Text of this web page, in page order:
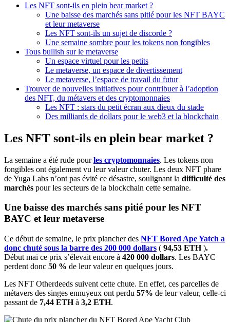
Les NFT sont-ils en plein bear market ?
Une baisse des marchés sans pitié pour les NFT BAYC
et leur metaverse
Les NFT sont-ils un sujet de discorde ?
Une semaine sombre pour les tokens non fongibles
Tous bullish sur le metaverse
Un espace virtuel pour les petits
Le metaverse, un espace de divertissement
Le metaverse, l’espace de travail du futur
Trouver de nouvelles initiatives pour contribuer à l’adoption
des NFT, du métavers et des cryptomonnaies
Les NFT : stars du petit écran aux dieux du stade
Des milliards de dollars pour le web3 et la blockchain
Les NFT sont-ils en plein bear market ?
La semaine a été rude pour les cryptomonnaies. Les tokens non
fongibles ont également vu leur valeur chuter. Les deux NFT phare
de Yuga Labs n’ont pas évité ce désastre, soulignant la difficulté des
marchés pour les secteurs de la blockchain cette semaine.
Une baisse des marchés sans pitié pour les NFT
BAYC et leur metaverse
Ce début de semaine, le prix plancher des NFT Bored Ape Yatch a
donc chuté sous la barre des 200 000 dollars ( 94,53 ETH).
Début mai ce prix s’élevait encore à 420 000 dollars. Les BAYC
perdent donc 50 % de leur valeur en quelques jours.
Les NFT Otherdeeds suivent cette chute. En effet, ces parcelles de
métavers des singes ennuyeux ont perdu 57% de leur valeur, celle-ci
passant de 7,44 ETHà 3,2 ETH.